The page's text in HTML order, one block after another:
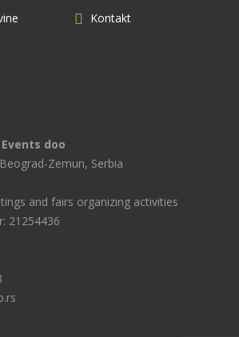
Kontakt
doo
Zemun, Serbia
and fairs organizing activities
21254436